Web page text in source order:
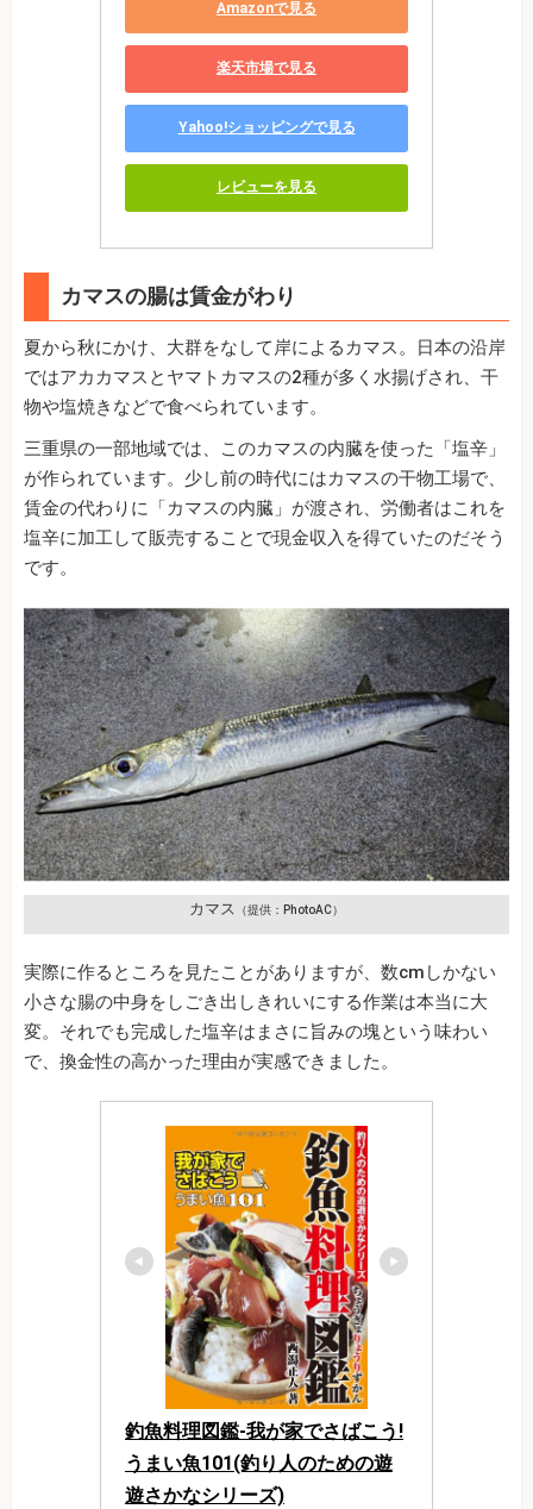
Amazonで見る
楽天市場で見る
Yahoo!ショッピングで見る
レビューを見る
カマスの腸は賃金がわり
夏から秋にかけ、大群をなして岸によるカマス。日本の沿岸
ではアカカマスとヤマトカマスの2種が多く水揚げされ、干
物や塩焼きなどで食べられています。
三重県の一部地域では、このカマスの内臓を使った「塩辛」
が作られています。少し前の時代にはカマスの干物工場で、
賃金の代わりに「カマスの内臓」が渡され、労働者はこれを
塩辛に加工して販売することで現金収入を得ていたのだそう
です。
カマス （提供：PhotoAC）
実際に作るところを見たことがありますが、数cmしかない
小さな腸の中身をしごき出しきれいにする作業は本当に大
変。それでも完成した塩辛はまさに旨みの塊という味わい
で、換金性の高かった理由が実感できました。
釣魚料理図鑑-我が家でさばこう!
うまい魚101(釣り人のための遊
遊さかなシリーズ)